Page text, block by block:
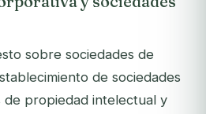
sobre sociedades de
de sociedades
propiedad intelectual y